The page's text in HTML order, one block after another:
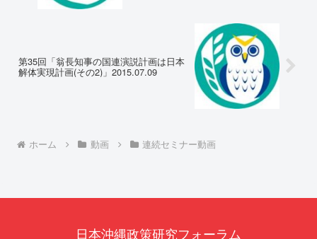
第35回「翁長知事の国連演説計画は日本
解体実現計画(その2)」2015.07.09
ホーム 動画 連続セミナー動画
日本沖縄政策研究フォーラム